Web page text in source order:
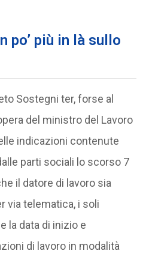
po’ più in là sullo
Sostegni ter, forse al
del ministro del Lavoro
indicazioni contenute
parti sociali lo scorso 7
il datore di lavoro sia
via telematica, i soli
la data di inizio e
di lavoro in modalità